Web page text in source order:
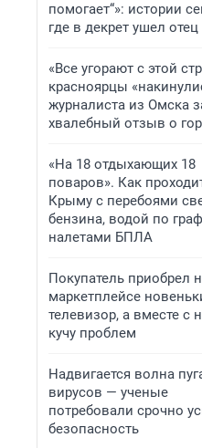
помогает“»: истории
где в декрет ушел отец
«Все угорают с этой
красноярцы
журналиста из Омска
хвалебный отзыв о
«На 18 отдыхающих 18
поваров». Как
Крыму с перебоями
бензина, водой по
налетами БПЛА
Покупатель приобрел
маркетплейсе
телевизор, а вместе с
кучу проблем
Надвигается волна
вирусов — ученые
потребовали срочно
безопасность